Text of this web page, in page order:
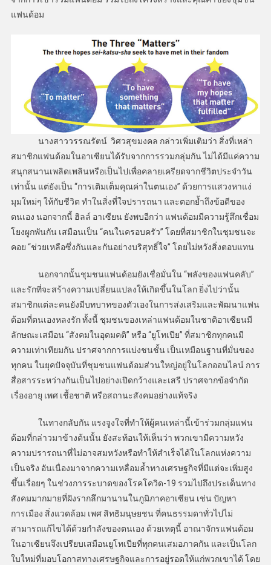
แฟนด้อม
นางสาววรรณรัตน์ วิศวสุขมงคล กล่าวเพิ่มเติมว่า สิ่งที่เหล่า
สมาชิกแฟนด้อมในอาเซียนได้รับจากการรวมกลุ่มกัน ไม่ได้มีแค่ความ
สนุกสนานเพลิดเพลินหรือเป็นไปเพื่อคลายเครียดจากชีวิตประจำวัน
เท่านั้น แต่ยังเป็น “การเติมเต็มคุณค่าในตนเอง” ด้วยการแสวงหาแง่
มุมใหม่ๆ ให้กับชีวิต ทำในสิ่งที่ใจปรารถนา และตอกย้ำถึงข้อดีของ
ตนเอง นอกจากนี้ ฮิลล์ อาเซียน ยังพบอีกว่า แฟนด้อมมีความรู้สึกเชื่อม
โยงผูกพันกัน เสมือนเป็น “คนในครอบครัว” โดยที่สมาชิกในชุมชนจะ
คอย “ช่วยเหลือซึ่งกันและกันอย่างบริสุทธิ์ใจ” โดยไม่หวังสิ่งตอบแทน
นอกจากนั้นชุมชนแฟนด้อมยังเชื่อมั่นใน “พลังของแฟนคลับ”
และรักที่จะสร้างความเปลี่ยนแปลงให้เกิดขึ้นในโลก ยิ่งไปว่านั้น
สมาชิกแต่ละคนยังมีบทบาทของตัวเองในการส่งเสริมและพัฒนาแฟน
ด้อมที่ตนเองหลงรัก ทั้งนี้ ชุมชนของเหล่าแฟนด้อมในชาติอาเซียนมี
ลักษณะเสมือน “สังคมในอุดมคติ” หรือ “ยูโทเปีย” ที่สมาชิกทุกคนมี
ความเท่าเทียมกัน ปราศจากการแบ่งชนชั้น เป็นเหมือนฐานที่มั่นของ
ทุกคน ในยุคปัจจุบันที่ชุมชนแฟนด้อมส่วนใหญ่อยู่ในโลกออนไลน์ การ
สื่อสารระหว่างกันเป็นไปอย่างเปิดกว้างและเสรี ปราศจากข้อจำกัด
เรื่องอายุ เพศ เชื้อชาติ หรือสถานะสังคมอย่างแท้จริง
ในทางกลับกัน แรงจูงใจที่ทำให้ผู้คนเหล่านี้เข้าร่วมกลุ่มแฟน
ด้อมที่กล่าวมาข้างต้นนั้น ยังสะท้อนให้เห็นว่า พวกเขามีความหวัง
ความปรารถนาที่ไม่อาจสมหวังหรือทำให้สำเร็จได้ในโลกแห่งความ
เป็นจริง อันเนื่องมาจากความเหลื่อมล้ำทางเศรษฐกิจที่มีแต่จะเพิ่มสูง
ขึ้นเรื่อยๆ ในช่วงการระบาดของโรคโควิด-19 รวมไปถึงประเด็นทาง
สังคมมากมายที่ฝังรากลึกมานานในภูมิภาคอาเซียน เช่น ปัญหา
การเมือง สิ่งแวดล้อม เพศ สิทธิมนุษยชน ที่คนธรรมดาทั่วไปไม่
สามารถแก้ไขได้ด้วยกำลังของตนเอง ด้วยเหตุนี้ อาณาจักรแฟนด้อม
ในอาเซียนจึงเปรียบเสมือนยูโทเปียที่ทุกคนเสมอภาคกัน และเป็นโลก
ใบใหม่ที่มอบโอกาสทางเศรษฐกิจและการอยู่รอดให้แก่พวกเขาได้ โดย